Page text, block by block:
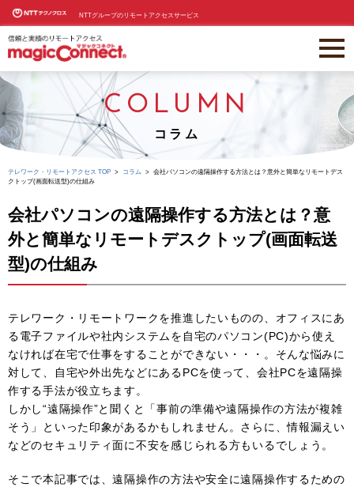
NTTグループのリモートアクセスサービス
COLUMN
コラム
テレワーク・リモートアクセス TOP コラム
会社パソコンの遠隔操作する方法とは？意外と簡単なリモートデス
クトップ(画面転送型)の仕組み
会社パソコンの遠隔操作する方法とは？意
外と簡単なリモートデスクトップ(画面転送
型)の仕組み
テレワーク・リモートワークを推進したいものの、オフィスにあ
る電子ファイルや社内システムを自宅のパソコン(PC)から使え
なければ在宅で仕事をすることができない・・・。そんな悩みに
対して、自宅や外出先などにあるPCを使って、会社PCを遠隔操
作する手法が役立ちます。
しかし“遠隔操作”と聞くと「事前の準備や遠隔操作の方法が複雑
そう」といった印象があるかもしれません。さらに、情報漏えい
などのセキュリティ面に不安を感じられる方もいるでしょう。
そこで本記事では、遠隔操作の方法や安全に遠隔操作するための